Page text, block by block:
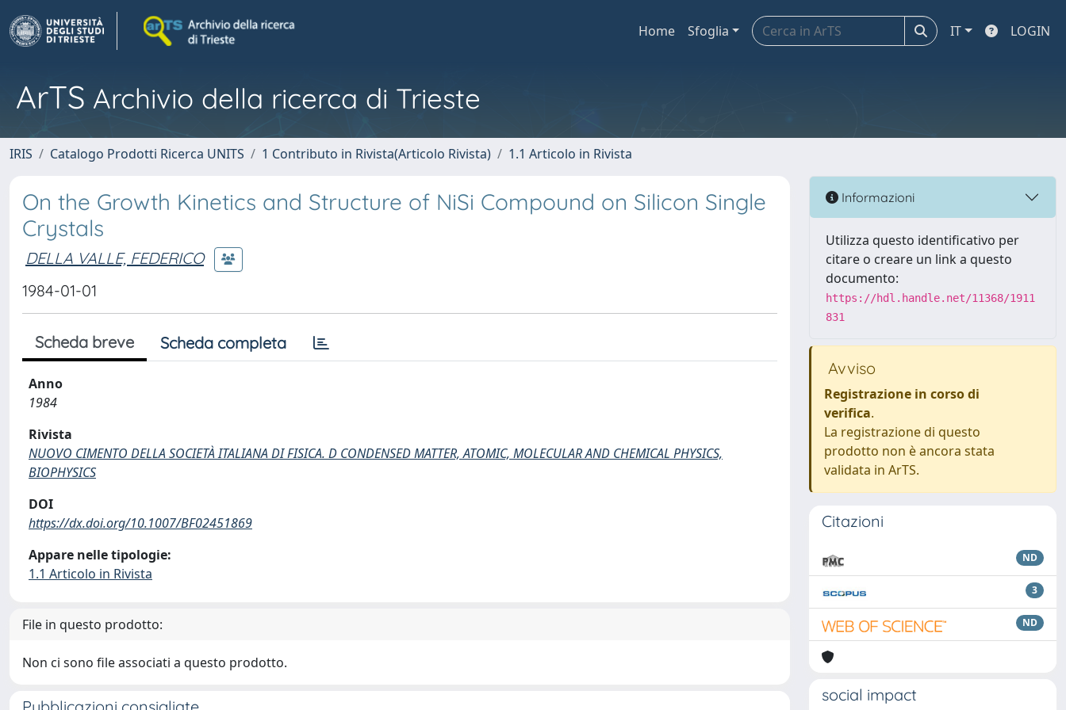
Home Sfoglia IT LOGIN
ArTS Archivio della ricerca di Trieste
IRIS Catalogo Prodotti Ricerca UNITS 1 Contributo in Rivista(Articolo Rivista) 1.1 Articolo in Rivista
On the Growth Kinetics and Structure of NiSi Compound on Silicon Single
Crystals
DELLA VALLE, FEDERICO
1984-01-01
Scheda breve Scheda completa
Anno
1984
Rivista
NUOVO CIMENTO DELLA SOCIETÀ ITALIANA DI FISICA. D CONDENSED MATTER, ATOMIC, MOLECULAR AND CHEMICAL PHYSICS,
BIOPHYSICS
DOI
https://dx.doi.org/10.1007/BF02451869
Appare nelle tipologie:
1.1 Articolo in Rivista
File in questo prodotto:
Non ci sono file associati a questo prodotto.
Informazioni
Utilizza questo identificativo per
citare o creare un link a questo
documento:
https://hdl.handle.net/11368/1911
831
Avviso
Registrazione in corso di
verifica.
La registrazione di questo
prodotto non è ancora stata
validata in ArTS.
Citazioni
ND
3
ND
social impact